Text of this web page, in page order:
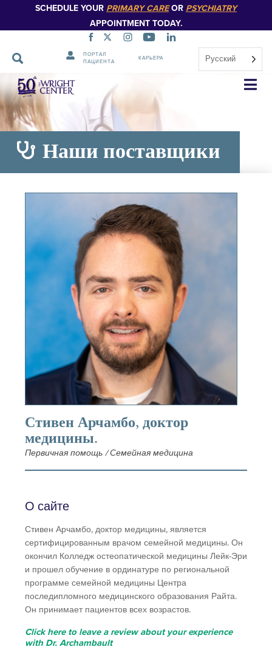
SCHEDULE YOUR PRIMARY CAREOR PSYCHIATRY
APPOINTMENT TODAY.
ПОРТАЛ
ПАЦИЕНТА
КАРЬЕРА Русский
Пропустить
навигацию
Наши поставщики
Стивен Арчамбо, доктор
медицины.
Первичная помощь / Семейная медицина
О сайте
Стивен Арчамбо, доктор медицины, является
сертифицированным врачом семейной медицины. Он
окончил Колледж остеопатической медицины Лейк-Эри
и прошел обучение в ординатуре по региональной
программе семейной медицины Центра
последипломного медицинского образования Райта.
Он принимает пациентов всех возрастов.
Click here to leave a review about your experience
with Dr. Archambault